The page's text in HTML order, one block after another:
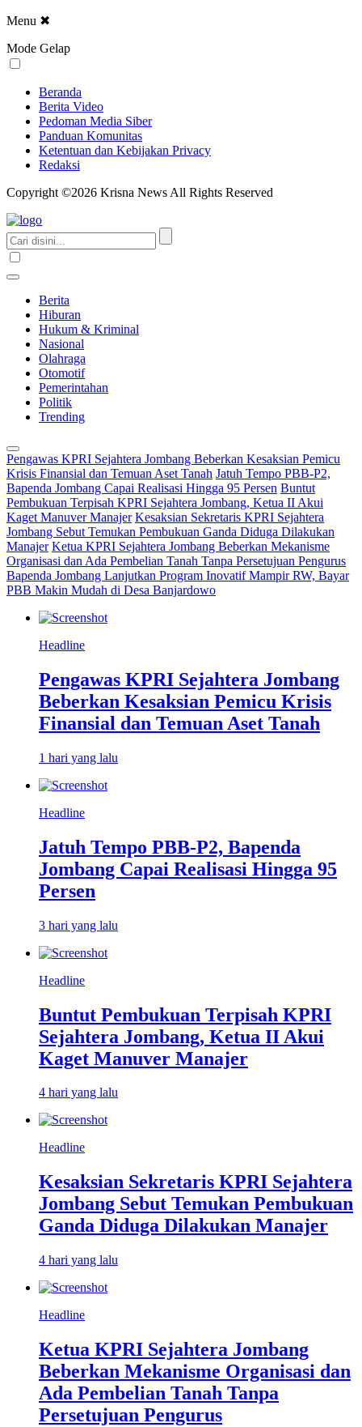
Menu ✖
Mode Gelap
Beranda
Berita Video
Pedoman Media Siber
Panduan Komunitas
Ketentuan dan Kebijakan Privacy
Redaksi
Copyright ©2026 Krisna News All Rights Reserved
Berita
Hiburan
Hukum & Kriminal
Nasional
Olahraga
Otomotif
Pemerintahan
Politik
Trending
Pengawas KPRI Sejahtera Jombang Beberkan Kesaksian Pemicu
Krisis Finansial dan Temuan Aset Tanah Jatuh Tempo PBB-P2,
Bapenda Jombang Capai Realisasi Hingga 95 Persen Buntut
Pembukuan Terpisah KPRI Sejahtera Jombang, Ketua II Akui
Kaget Manuver Manajer Kesaksian Sekretaris KPRI Sejahtera
Jombang Sebut Temukan Pembukuan Ganda Diduga Dilakukan
Manajer Ketua KPRI Sejahtera Jombang Beberkan Mekanisme
Organisasi dan Ada Pembelian Tanah Tanpa Persetujuan Pengurus
Bapenda Jombang Lanjutkan Program Inovatif Mampir RW, Bayar
PBB Makin Mudah di Desa Banjardowo
Headline
Pengawas KPRI Sejahtera Jombang
Beberkan Kesaksian Pemicu Krisis
Finansial dan Temuan Aset Tanah
1 hari yang lalu
Headline
Jatuh Tempo PBB-P2, Bapenda
Jombang Capai Realisasi Hingga 95
Persen
3 hari yang lalu
Headline
Buntut Pembukuan Terpisah KPRI
Sejahtera Jombang, Ketua II Akui
Kaget Manuver Manajer
4 hari yang lalu
Headline
Kesaksian Sekretaris KPRI Sejahtera
Jombang Sebut Temukan Pembukuan
Ganda Diduga Dilakukan Manajer
4 hari yang lalu
Headline
Ketua KPRI Sejahtera Jombang
Beberkan Mekanisme Organisasi dan
Ada Pembelian Tanah Tanpa
Persetujuan Pengurus